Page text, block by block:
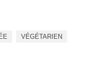
VÉGÉTARIEN